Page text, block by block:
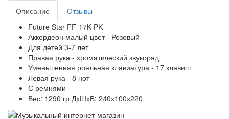
Описание
Отзывы
Future Star FF-17K PK
Аккордеон малый цвет - Розовый
Для детей 3-7 лет
Правая рука - хроматический звукоряд
Уменьшенная рояльная клавиатура - 17 клавиш
Левая рука - 8 нот
С ремнями
Вес: 1290 гр ДхШхВ: 240х100х220